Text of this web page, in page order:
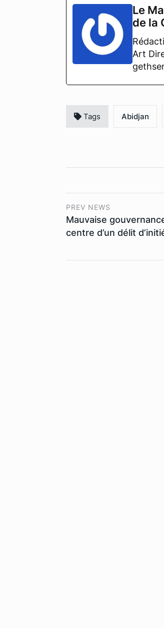
Le
de la
Art
Tags Abidjan
PREV NEWS
Mauvaise
centre d’un délit